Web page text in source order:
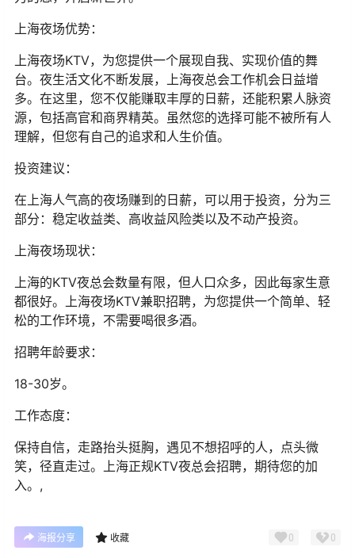
上海夜场优势：
上海夜场KTV，为您提供一个展现自我、实现价值的舞
台。夜生活文化不断发展，上海夜总会工作机会日益增
多。在这里，您不仅能赚取丰厚的日薪，还能积累人脉资
源，包括高官和商界精英。虽然您的选择可能不被所有人
理解，但您有自己的追求和人生价值。
投资建议：
在上海人气高的夜场赚到的日薪，可以用于投资，分为三
部分：稳定收益类、高收益风险类以及不动产投资。
上海夜场现状：
上海的KTV夜总会数量有限，但人口众多，因此每家生意
都很好。上海夜场KTV兼职招聘，为您提供一个简单、轻
松的工作环境，不需要喝很多酒。
招聘年龄要求：
18-30岁。
工作态度：
保持自信，走路抬头挺胸，遇见不想招呼的人，点头微
笑，径直走过。上海正规KTV夜总会招聘，期待您的加
入。,
海报分享 收藏 0 0